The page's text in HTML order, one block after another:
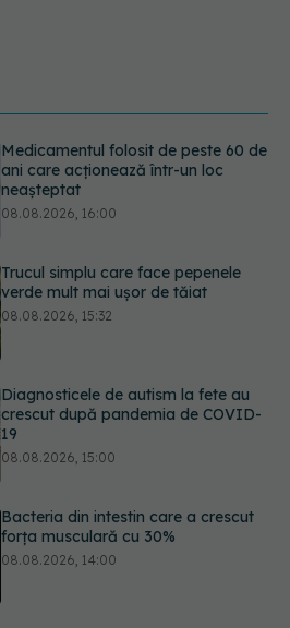
Trucul simplu care face pepenele
verde mult mai ușor de tăiat
08.08.2026, 15:32
Diagnosticele de autism la fete au
crescut după pandemia de COVID-
Bacteria din intestin care a crescut
forța musculară cu 30%
08.08.2026, 14:00
5 mituri despre menstruație pe care
să nu le mai crezi